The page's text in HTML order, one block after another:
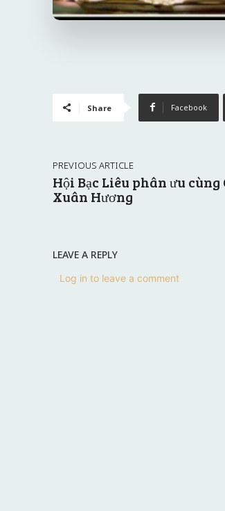
Share Facebook
PREVIOUS ARTICLE
Hội Bạc Liêu phân ưu cùng
Xuân Hương
LEAVE A REPLY
Log in to leave a comment